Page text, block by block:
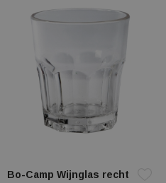
Bo-Camp Wijnglas recht